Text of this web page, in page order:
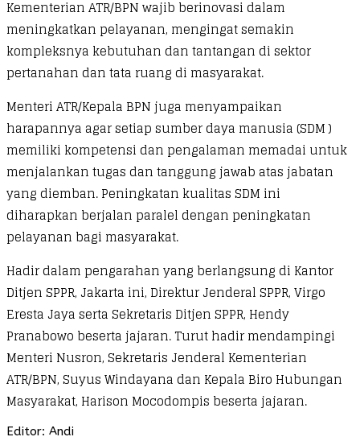
Kementerian ATR/BPN wajib berinovasi dalam
meningkatkan pelayanan, mengingat semakin
kompleksnya kebutuhan dan tantangan di sektor
pertanahan dan tata ruang di masyarakat.
Menteri ATR/Kepala BPN juga menyampaikan
harapannya agar setiap sumber daya manusia (SDM )
memiliki kompetensi dan pengalaman memadai untuk
menjalankan tugas dan tanggung jawab atas jabatan
yang diemban. Peningkatan kualitas SDM ini
diharapkan berjalan paralel dengan peningkatan
pelayanan bagi masyarakat.
Hadir dalam pengarahan yang berlangsung di Kantor
Ditjen SPPR, Jakarta ini, Direktur Jenderal SPPR, Virgo
Eresta Jaya serta Sekretaris Ditjen SPPR, Hendy
Pranabowo beserta jajaran. Turut hadir mendampingi
Menteri Nusron, Sekretaris Jenderal Kementerian
ATR/BPN, Suyus Windayana dan Kepala Biro Hubungan
Masyarakat, Harison Mocodompis beserta jajaran.
Editor: Andi